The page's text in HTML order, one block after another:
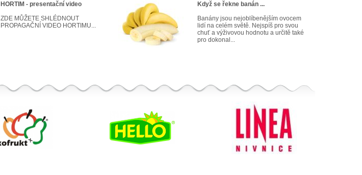
HORTIM - presentační video
ZDE MŮŽETE SHLÉDNOUT
PROPAGAČNÍ VIDEO HORTIMU...
Když se řekne banán ...
Banány jsou nejoblíbenějším ovocem
lidí na celém světě. Nejspíš pro svou
chuť a výživovou hodnotu a určitě také
pro dokonal...